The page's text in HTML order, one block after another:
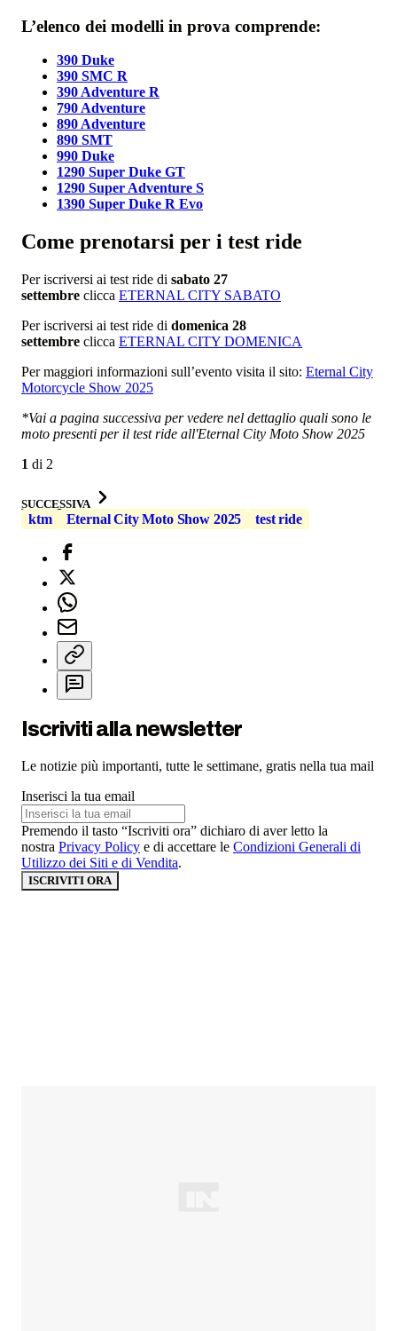
L’elenco dei modelli in prova comprende:
390 Duke
390 SMC R
390 Adventure R
790 Adventure
890 Adventure
890 SMT
990 Duke
1290 Super Duke GT
1290 Super Adventure S
1390 Super Duke R Evo
Come prenotarsi per i test ride
Per iscriversi ai test ride di sabato 27
settembre clicca ETERNAL CITY SABATO
Per iscriversi ai test ride di domenica 28
settembre clicca ETERNAL CITY DOMENICA
Per maggiori informazioni sull’evento visita il sito: Eternal City
Motorcycle Show 2025
*Vai a pagina successiva per vedere nel dettaglio quali sono le
moto presenti per il test ride all'Eternal City Moto Show 2025
1 di 2
SUCCESSIVA
ktm Eternal City Moto Show 2025 test ride
Iscriviti alla newsletter
Le notizie più importanti, tutte le settimane, gratis nella tua mail
Inserisci la tua email
Premendo il tasto “Iscriviti ora” dichiaro di aver letto la
nostra Privacy Policy e di accettare le Condizioni Generali di
Utilizzo dei Siti e di Vendita.
ISCRIVITI ORA